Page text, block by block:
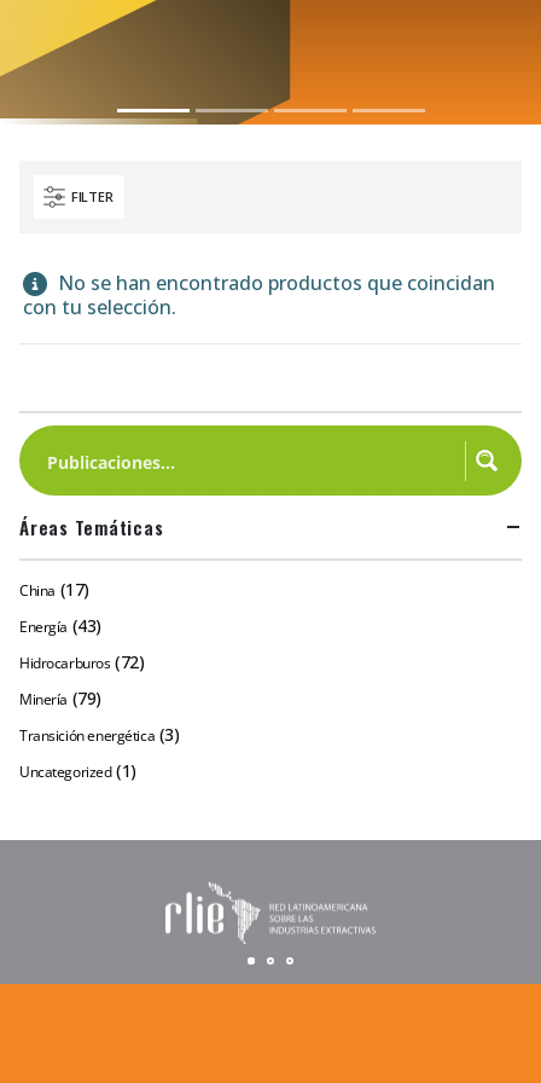
FILTER
No se han encontrado productos que coincidan
con tu selección.
Áreas Temáticas
China (17)
Energía (43)
Hidrocarburos (72)
Minería (79)
Transición energética (3)
Uncategorized (1)